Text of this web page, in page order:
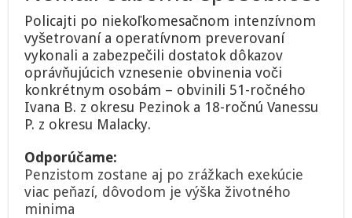
Policajti po niekoľkomesačnom intenzívnom
vyšetrovaní a operatívnom preverovaní
vykonali a zabezpečili dostatok dôkazov
oprávňujúcich vznesenie obvinenia voči
konkrétnym osobám – obvinili 51-ročného
Ivana B. z okresu Pezinok a 18-ročnú Vanessu
P. z okresu Malacky.
Odporúčame:
Penzistom zostane aj po zrážkach exekúcie
viac peňazí, dôvodom je výška životného
minima